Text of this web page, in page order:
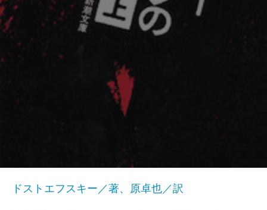
ドストエフスキー／著、原卓也／訳